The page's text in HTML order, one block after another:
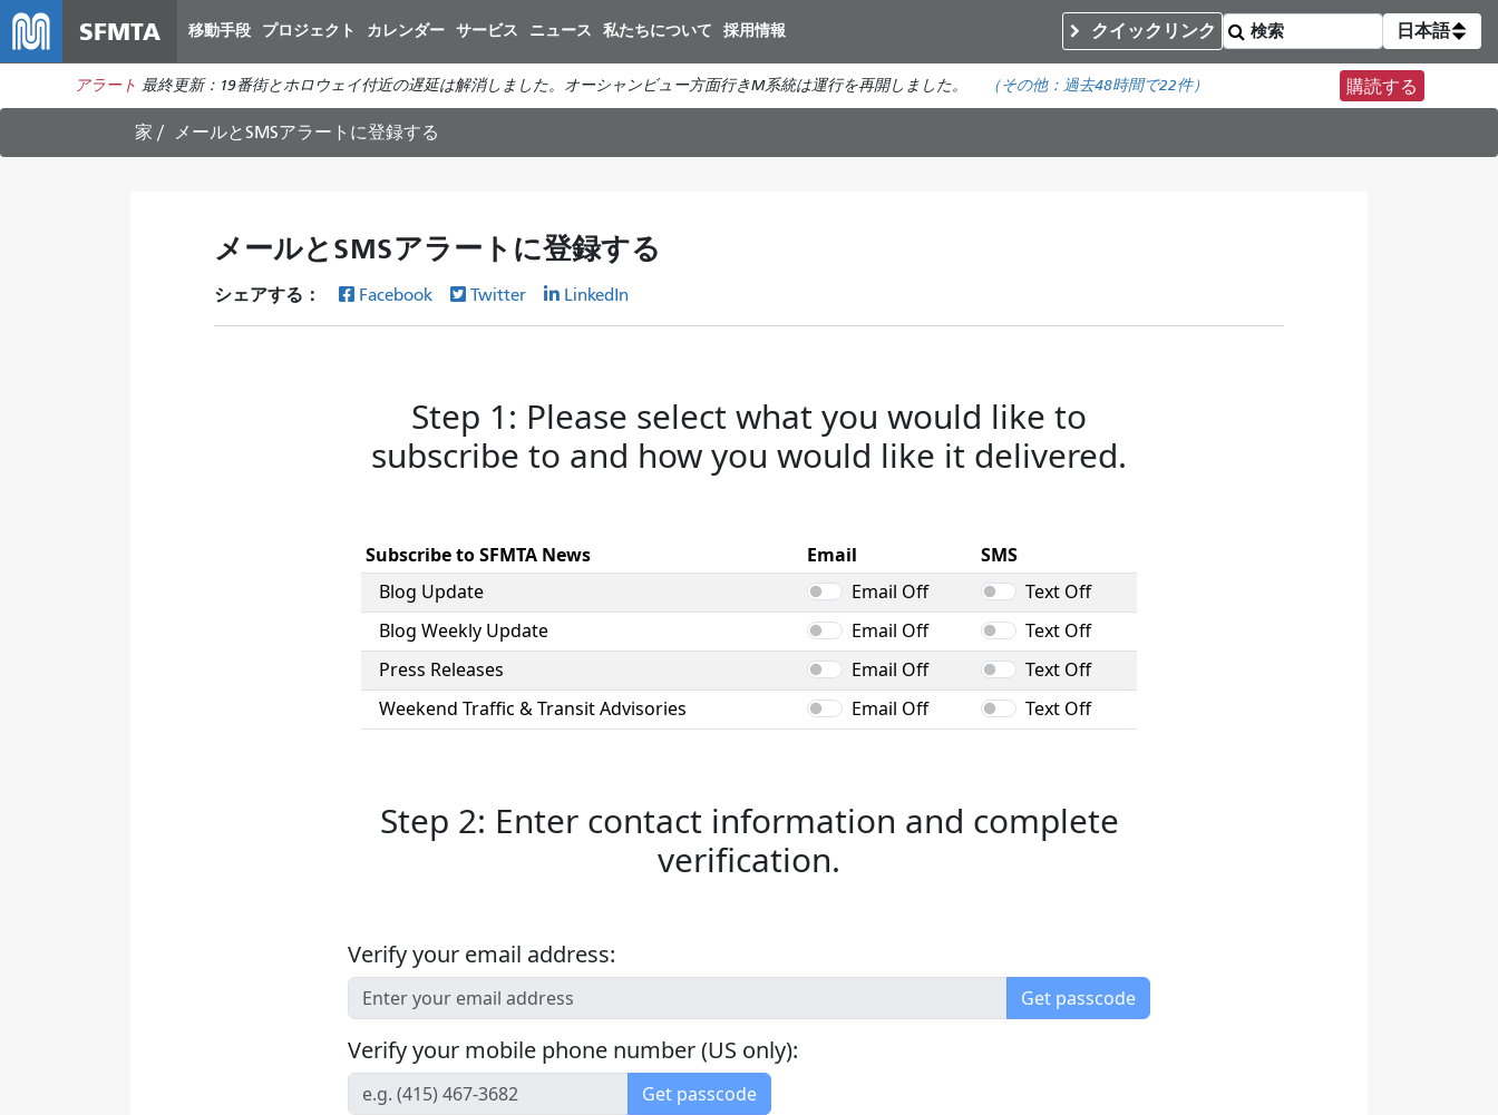
イ
ン
コ
SFMTA 移動手段 プロジェクト カレンダー サービス ニュース 私たちについて 採用情報 クイックリンク 日本語
アラート 最終更新：19番街とホロウェイ付近の遅延は解消しました。オーシャンビュー方面行きM系統は運行を再開しました。 （その他： 過去48時間で22件） 購読する
家 メールとSMSアラートに登録する
メールとSMSアラートに登録する
シェアする： Facebook Twitter LinkedIn